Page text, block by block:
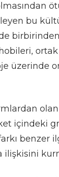
bu
birbirinden
üzerinde
içindeki
benzer
ilişkisini